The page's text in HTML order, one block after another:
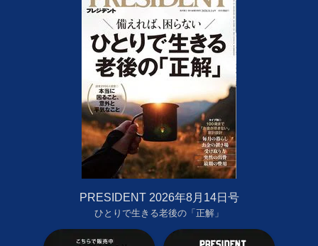
PRESIDENT 2026年8月14日号
ひとりで生きる老後の「正解」